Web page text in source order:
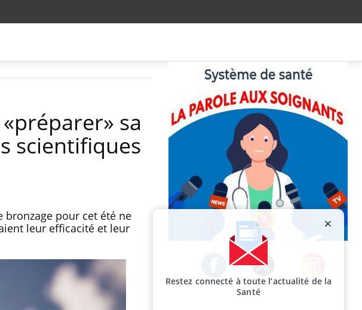
sa
scientifiques
pour cet été ne
leur efficacité et leur
Facebook Twitter Instagram
Restez connecté à toute l’actualité de la
Santé